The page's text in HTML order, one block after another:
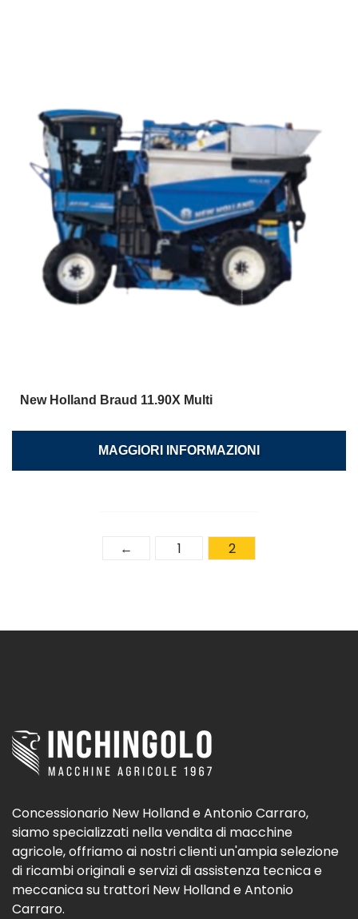
New Holland Braud 11.90X Multi
MAGGIORI INFORMAZIONI
← 1 2
Concessionario New Holland e Antonio Carraro,
siamo specializzati nella vendita di macchine
agricole, offriamo ai nostri clienti un'ampia selezione
di ricambi originali e servizi di assistenza tecnica e
meccanica su trattori New Holland e Antonio
Carraro.